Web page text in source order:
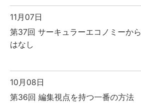
11月07日
第37回 サーキュラーエコノミーか
はなし
10月08日
第36回 編集視点を持つ一番の方法